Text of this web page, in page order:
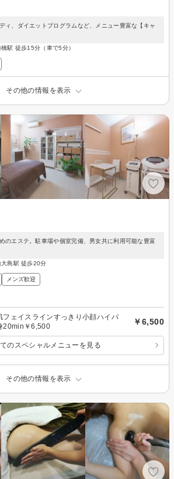
ィ、ダイエットプログラムなど、メニュー豊富な【キャ
駅 徒歩15分（車で5分）
その他の情報を表示
のエステ。駐車場や個室完備、男女共に利用可能な豊富
島駅 徒歩20分
メンズ歓迎
フェイスラインすっきり小顔ハイパ
20min￥6,500
￥6,500
のスペシャルメニューを見る
その他の情報を表示